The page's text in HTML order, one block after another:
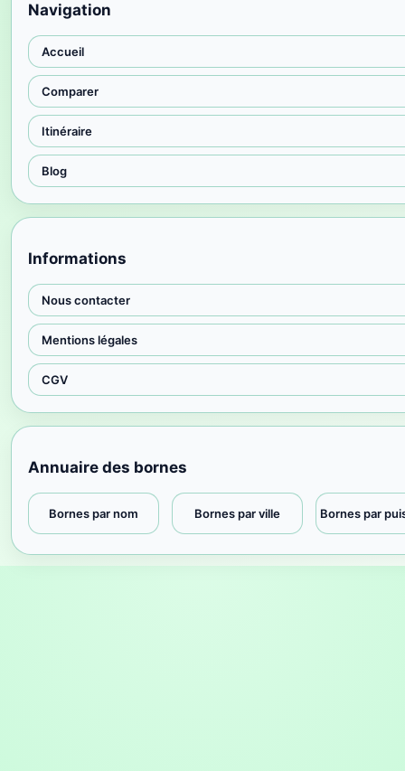
Navigation
Accueil
Comparer
Itinéraire
Blog
Informations
Nous contacter
Mentions légales
CGV
Annuaire des bornes
Bornes par nom Bornes par ville Bornes par